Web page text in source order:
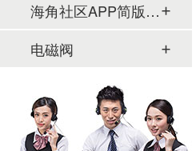
海角社区APP简版下载及管件
电磁阀